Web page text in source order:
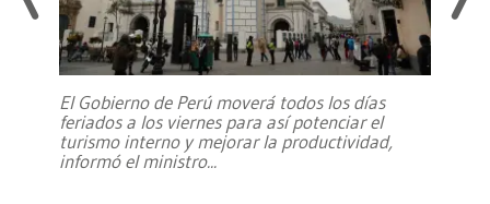
El Gobierno de Perú moverá todos los días
feriados a los viernes para así potenciar el
turismo interno y mejorar la productividad,
informó el ministro...